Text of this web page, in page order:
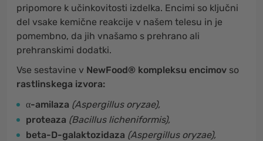
pripomore k učinkovitosti izdelka. Encimi so ključni
del vsake kemične reakcije v našem telesu in je
pomembno, da jih vnašamo s prehrano ali
prehranskimi dodatki.
Vse sestavine v NewFood® kompleksu encimov so
rastlinskega izvora:
α-amilaza (Aspergillus oryzae),
proteaza (Bacillus licheniformis),
beta-D-galaktozidaza (Aspergillus oryzae),